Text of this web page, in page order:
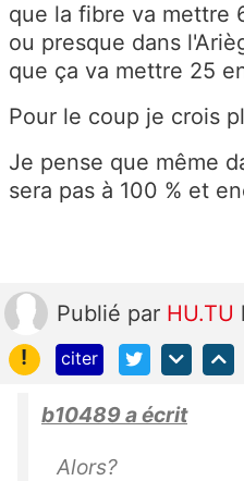
que la fibre va mettre
ou presque dans
que ça va mettre 25
Pour le coup je crois
Je pense que même
sera pas à 100 % et
Publié par HU.TU
!
citer
b10489 a écrit
Alors?